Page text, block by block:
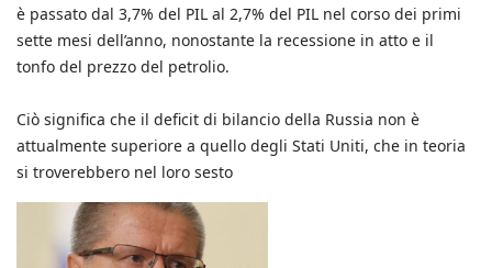
è passato dal 3,7% del PIL al 2,7% del PIL nel corso dei primi
sette mesi dell’anno, nonostante la recessione in atto e il
tonfo del prezzo del petrolio.
Ciò significa che il deficit di bilancio della Russia non è
attualmente superiore a quello degli Stati Uniti, che in teoria
si troverebbero nel loro sesto